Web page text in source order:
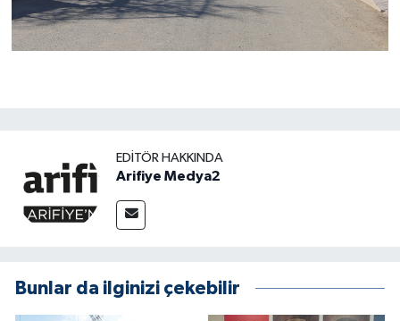
EDITÖR HAKKINDA
Arifiye Medya2
Bunlar da ilginizi çekebilir